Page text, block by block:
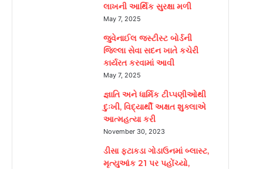
લાખની આર્થિક સુરક્ષા મળી
May 7, 2025
જુવેનાઈલ જસ્ટીસ્ટ બોર્ડની
જિલ્લા સેવા સદન ખાતે કચેરી
કાર્યરત કરવામાં આવી
May 7, 2025
જ્ઞાતિ અને ધાર્મિક ટીપ્પણીઓથી
દુઃખી, વિદ્યાર્થી અક્ષત શુક્લાએ
આત્મહત્યા કરી
November 30, 2023
ડીસા ફટાકડા ગોડાઉનમાં બ્લાસ્ટ,
મૃત્યુઆંક 21 પર પહોંચ્યો,